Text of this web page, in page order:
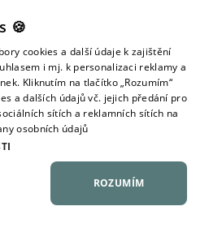
©
🍪
cookies a další údaje k zajištění
i mj. k personalizaci reklamy a
Kliknutím na tlačítko „Rozumím“
a dalších údajů vč. jejich předání pro
sítích a reklamních sítích na
osobních údajů
ROZUMÍM